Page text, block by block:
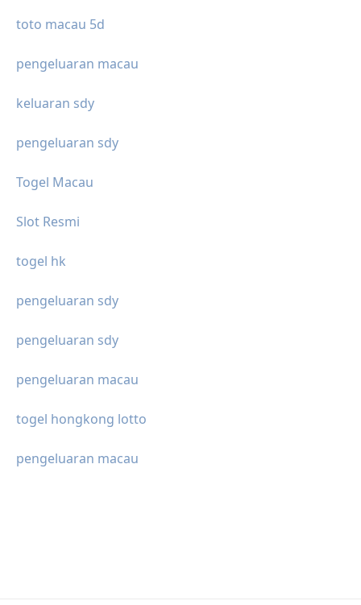
toto macau 5d
pengeluaran macau
keluaran sdy
pengeluaran sdy
Togel Macau
Slot Resmi
togel hk
pengeluaran sdy
pengeluaran sdy
pengeluaran macau
togel hongkong lotto
pengeluaran macau